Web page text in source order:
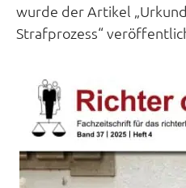
Tab)
wurde der Artikel
Strafprozess“